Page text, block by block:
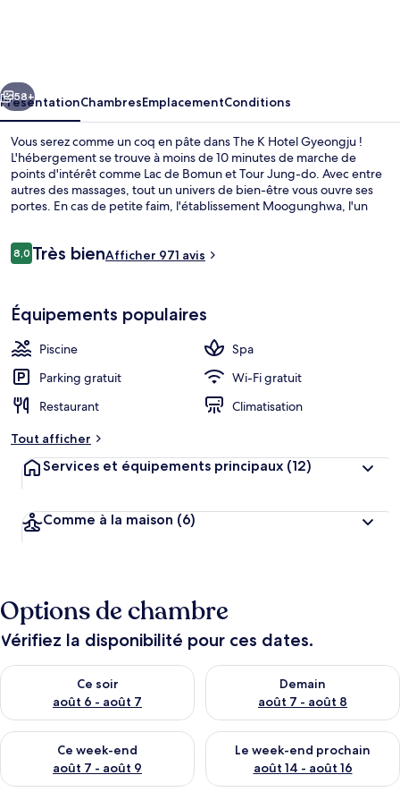
Suivant
58+
PrésentationChambresEmplacementConditions
Vous serez comme un coq en pâte dans The K Hotel Gyeongju !
L'hébergement se trouve à moins de 10 minutes de marche de
points d'intérêt comme Lac de Bomun et Tour Jung-do. Avec entre
autres des massages, tout un univers de bien-être vous ouvre ses
portes. En cas de petite faim, l'établissement Moogunghwa, l'un
coréenne. Au menu des petits plus offerts sur place, on trouve une
Avis
voyageurs
8,08,0 sur 10
Très bienAfficher 971 avis
Équipements populaires
Piscine
Spa
Parking gratuit
Wi-Fi gratuit
Restaurant
Climatisation
Tout afficher
Services et équipements principaux (12)
Comme à la maison (6)
Options de chambre
Vérifiez la disponibilité pour ces dates.
Ce soir
août 6 - août 7
Vérifier la disponibilité pour ce soir août 6 - août 7
Demain
août 7 - août 8
Vérifier la disponibilité pour
Ce week-end
août 7 - août 9
Vérifier la disponibilité pour ce week-end août 7 - août 9
Le week-end prochain
août 14 - août 16
Vérifier la disponibilité pour